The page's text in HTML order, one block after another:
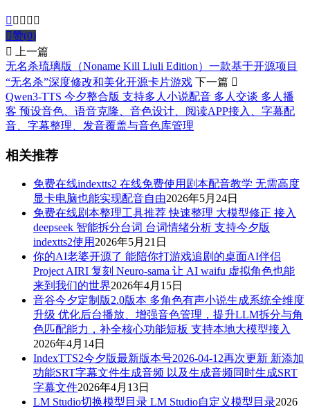
    
赞(0)

上一篇
无名杀琉璃版（Noname Kill Liuli Edition）一款基于开源项目
“无名杀”深度修改和美化开源卡片游戏 下一篇 
Qwen3-TTS 今夕整合版 支持多人小说配音 多人交谈 多人播
客 预设音色、语音克隆、音色设计、阅读APP接入、字幕配
音、字幕整理、发音覆盖与音色库管理
相关推荐
免费在线indextts2 在线免费使用剧本配音教学 无需高度
显卡电脑也能实现配音自由2026年5月24日
免费在线剧本整理工具推荐 快速整理 大模型修正 接入
deepseek 智能拆分台词 台词情绪分析 支持今夕版
indextts2使用 2026年5月21日
你的AI老婆开源了 能陪你打游戏追剧的桌面AI伴侣
Project AIRI 复刻 Neuro-sama 让 AI waifu 虚拟角色也能
来到我们的世界2026年4月15日
音谷今夕定制版2.0版本 多角色有声小说生成系统全维度
升级 优化后台播放、增强音色管理，提升LLM拆分与角
色匹配能力，补全核心功能短板 支持本地大模型接入
2026年4月14日
IndexTTS2今夕版最新版本号2026-04-12再次更新 新添加
功能SRT字幕文件生成音频 以及生成音频同时生成SRT
字幕文件2026年4月13日
LM Studio切换模型目录 LM Studio自定义模型目录2026